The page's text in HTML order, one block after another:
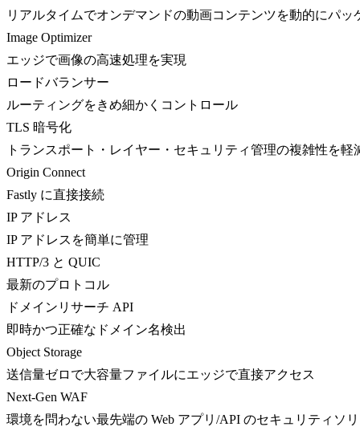
リアルタイムでオンデマンドの動画コンテンツを動的にパッ
Image Optimizer
エッジで画像の高速処理を実現
ロードバランサー
ルーティングをきめ細かくコントロール
TLS 暗号化
トランスポート・レイヤー・セキュリティ管理の複雑性を軽
Origin Connect
Fastly に直接接続
IP アドレス
IP アドレスを簡単に管理
HTTP/3 と QUIC
最新のプロトコル
ドメインリサーチ API
即時かつ正確なドメイン名検出
Object Storage
送信量ゼロで大容量ファイルにエッジで直接アクセス
Next-Gen WAF
環境を問わない最先端の Web アプリ/API のセキュリティソ